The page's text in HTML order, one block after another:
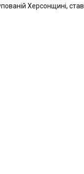
Херсонщині, став